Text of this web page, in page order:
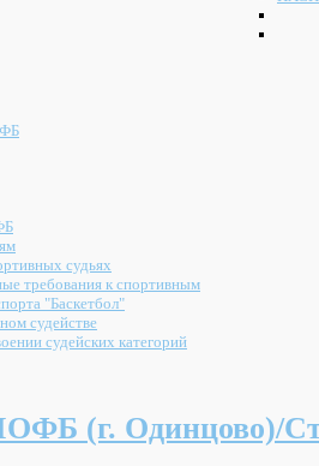
судьях
требования к спортивным
"Баскетбол"
судействе
судейских категорий
(г. Одинцово)/